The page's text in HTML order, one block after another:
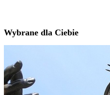
Wybrane dla Ciebie